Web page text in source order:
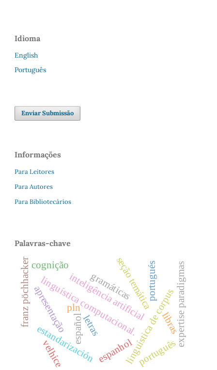
Idioma
English
Português
Enviar Submissão
Informações
Para Leitores
Para Autores
Para Bibliotecários
Palavras-chave
linguística de corpus
linguística computacional.
inteligência artificial
letras
apresentação seção temática
cognição expertise paradigmas
estandarización
gramáticas portugués
español
português
espanhol
franz pöchhacker libras
pln
velhice